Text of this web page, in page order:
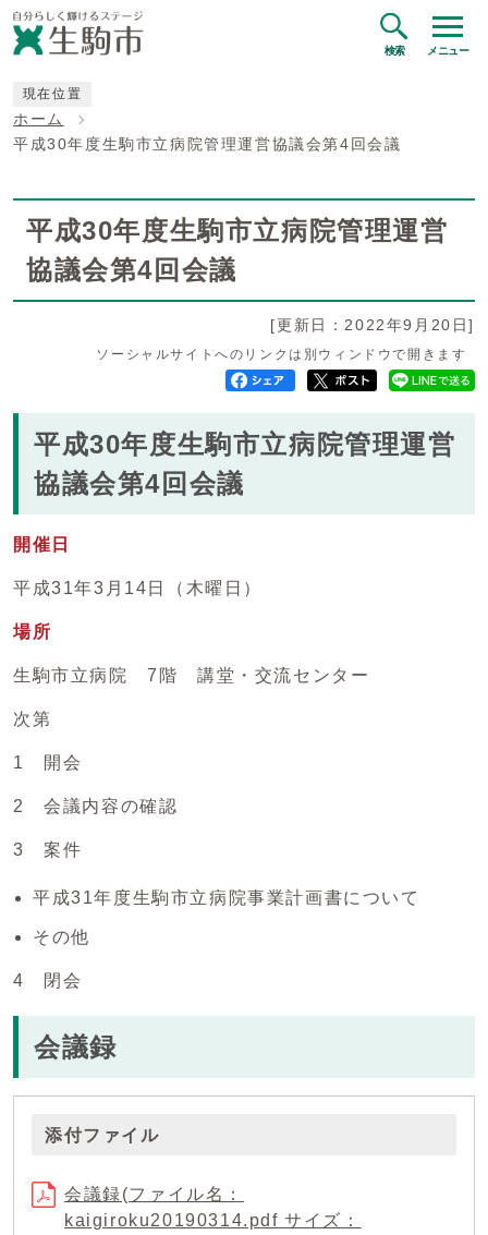
検索 メニュー
現在位置
ホーム
平成30年度生駒市立病院管理運営協議会第4回会議
平成30年度生駒市立病院管理運営
協議会第4回会議
[更新日：2022年9月20日]
ソーシャルサイトへのリンクは別ウィンドウで開きます
平成30年度生駒市立病院管理運営
協議会第4回会議
開催日
平成31年3月14日（木曜日）
場所
生駒市立病院 7階 講堂・交流センター
次第
1 開会
2 会議内容の確認
3 案件
平成31年度生駒市立病院事業計画書について
その他
4 閉会
会議録
添付ファイル
会議録(ファイル名：
kaigiroku20190314.pdf サイズ：